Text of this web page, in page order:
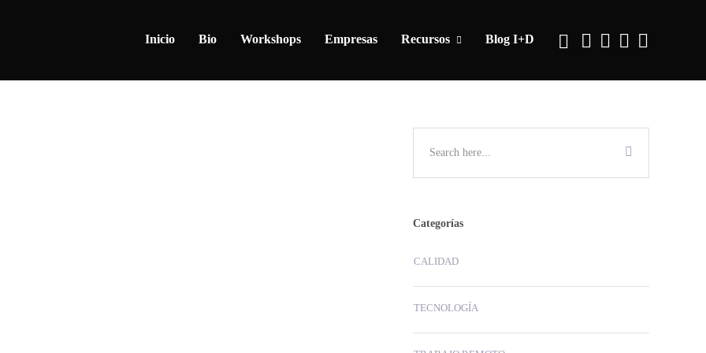
Inicio Bio Workshops Empresas Recursos Blog I+D
Categorías
CALIDAD
TECNOLOGÍA